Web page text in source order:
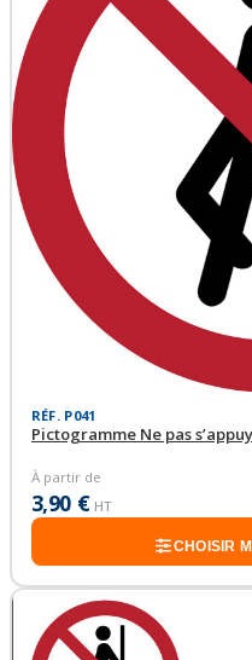
RÉF. P041
Pictogramme Ne pas
À partir de
3,90 € HT
CHOISIR